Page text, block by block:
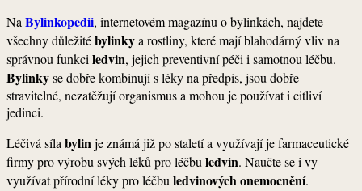
Na Bylinkopedii, internetovém magazínu o bylinkách, najdete
všechny důležitébylinkya rostliny, které mají blahodárný vliv na
správnou funkci ledvin, jejich preventivní péči i samotnou léčbu.
Bylinkyse dobře kombinují s léky na předpis, jsou dobře
stravitelné, nezatěžují organismus a mohou je používat i citliví
jedinci.
Léčivá síla bylinje známá již po staletí a využívají je farmaceutické
firmy pro výrobu svých léků pro léčbu ledvin. Naučte se i vy
využívat přírodní léky pro léčbu ledvinových onemocnění.